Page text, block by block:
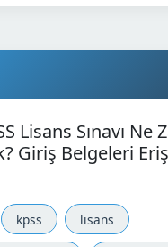
Lisans Sınavı Ne
Giriş Belgeleri
kpss lisans